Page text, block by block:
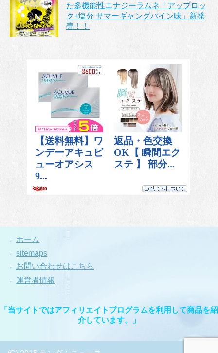
た多機能性エナジーラムネ「アップロッ
ク+塩分 サマーギャングパイン味」新発
売！！
ホーム
sitemaps
お問い合わせはこちら
運営者情報
「当サイトではアフィリエイトプログラムを利用して商品を紹
介しています。」